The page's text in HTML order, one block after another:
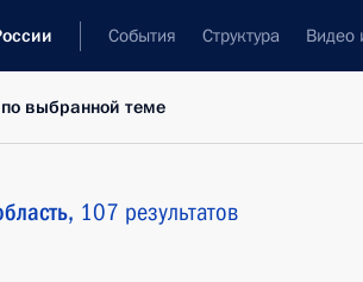
События Структура Видео
выбранной теме
107 результатов